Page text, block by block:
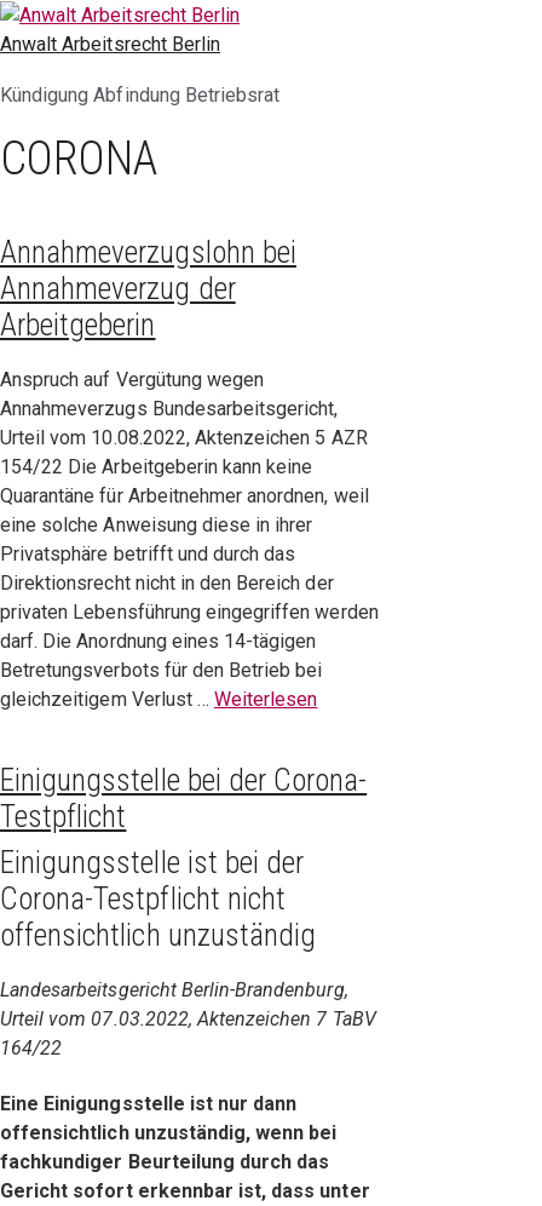
Zum
Inhalt
Anwalt Arbeitsrecht Berlin
Kündigung Abfindung Betriebsrat
CORONA
Annahmeverzugslohn bei
Annahmeverzug der
Arbeitgeberin
Anspruch auf Vergütung wegen
Annahmeverzugs Bundesarbeitsgericht,
Urteil vom 10.08.2022, Aktenzeichen 5 AZR
154/22 Die Arbeitgeberin kann keine
Quarantäne für Arbeitnehmer anordnen, weil
eine solche Anweisung diese in ihrer
Privatsphäre betrifft und durch das
Direktionsrecht nicht in den Bereich der
privaten Lebensführung eingegriffen werden
darf. Die Anordnung eines 14-tägigen
Betretungsverbots für den Betrieb bei
gleichzeitigem Verlust … Weiterlesen
Einigungsstelle bei der Corona-
Testpflicht
Einigungsstelle ist bei der
Corona-Testpflicht nicht
offensichtlich unzuständig
Landesarbeitsgericht Berlin-Brandenburg,
Urteil vom 07.03.2022, Aktenzeichen 7 TaBV
164/22
Eine Einigungsstelle ist nur dann
offensichtlich unzuständig, wenn bei
fachkundiger Beurteilung durch das
Gericht sofort erkennbar ist, dass unter